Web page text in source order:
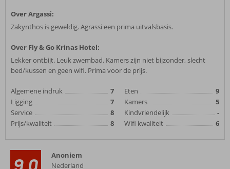
Over Argassi:
Zakynthos is geweldig. Agrassi een prima uitvalsbasis.
Over Fly & Go Krinas Hotel:
Lekker ontbijt. Leuk zwembad. Kamers zijn niet bijzonder, slecht
bed/kussen en geen wifi. Prima voor de prijs.
Algemene indruk
7
Ligging
7
Service
8
Prijs/kwaliteit
8
Eten
9
Kamers
5
Kindvriendelijk
-
Wifi kwaliteit
6
Anoniem
Nederland